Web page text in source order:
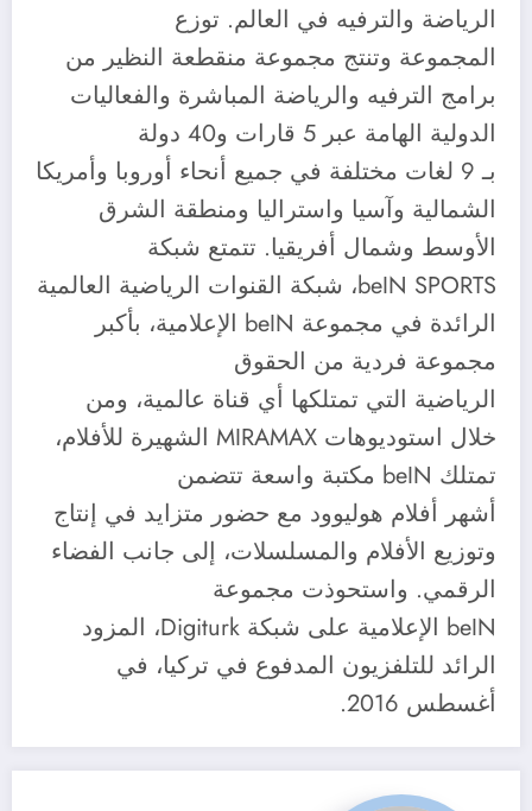
الرياضة والترفيه في العالم. توزع
المجموعة وتنتج مجموعة منقطعة النظير من
برامج الترفيه والرياضة المباشرة والفعاليات
الدولية الهامة عبر 5 قارات و40 دولة
بـ 9 لغات مختلفة في جميع أنحاء أوروبا وأمريكا
الشمالية وآسيا واستراليا ومنطقة الشرق
الأوسط وشمال أفريقيا. تتمتع شبكة
beIN SPORTS، شبكة القنوات الرياضية العالمية
الرائدة في مجموعة beIN الإعلامية، بأكبر
مجموعة فردية من الحقوق
الرياضية التي تمتلكها أي قناة عالمية، ومن
خلال استوديوهات MIRAMAX الشهيرة للأفلام،
تمتلك beIN مكتبة واسعة تتضمن
أشهر أفلام هوليوود مع حضور متزايد في إنتاج
وتوزيع الأفلام والمسلسلات، إلى جانب الفضاء
الرقمي. واستحوذت مجموعة
beIN الإعلامية على شبكة Digiturk، المزود
الرائد للتلفزيون المدفوع في تركيا، في
أغسطس 2016.